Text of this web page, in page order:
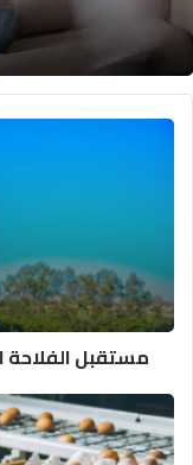
مستقبل
المائي
مستقبل
مصر
تستعد
لإستيراد